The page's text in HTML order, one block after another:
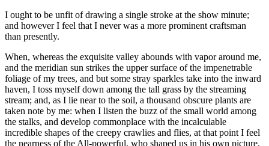
I ought to be unfit of drawing a single stroke at the show minute;
and however I feel that I never was a more prominent craftsman
than presently.
When, whereas the exquisite valley abounds with vapor around me,
and the meridian sun strikes the upper surface of the impenetrable
foliage of my trees, and but some stray sparkles take into the inward
haven, I toss myself down among the tall grass by the streaming
stream; and, as I lie near to the soil, a thousand obscure plants are
taken note by me: when I listen the buzz of the small world among
the stalks, and develop commonplace with the incalculable
incredible shapes of the creepy crawlies and flies, at that point I feel
the nearness of the All-powerful, who shaped us in his own picture,